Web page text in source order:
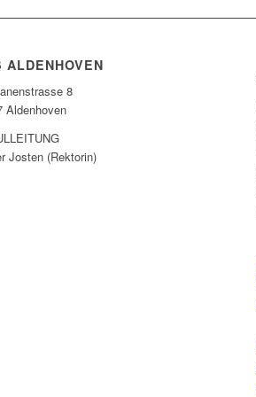
ALDENHOVEN
8
Aldenhoven
Josten (Rektorin)